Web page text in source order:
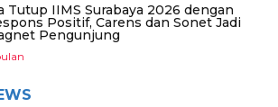
Tutup IIMS Surabaya 2026 dengan
Positif, Carens dan Sonet Jadi
Pengunjung